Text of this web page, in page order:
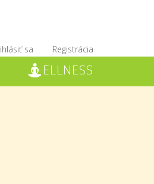
sa Registrácia
ELLNESS